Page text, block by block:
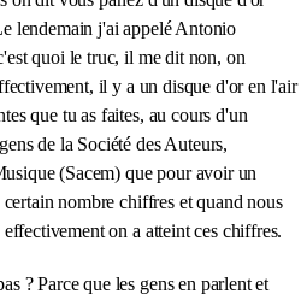
lendemain j'ai appelé Antonio
quoi le truc, il me dit non, on
il y a un disque d'or en l'air
que tu as faites, au cours d'un
de la Société des Auteurs,
(Sacem) que pour avoir un
nombre chiffres et quand nous
on a atteint ces chiffres.
? Parce que les gens en parlent et